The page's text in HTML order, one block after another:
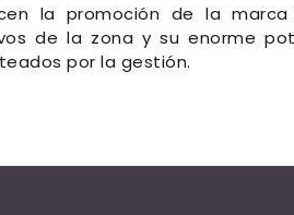
la promoción de la marca
de la zona y su enorme
por la gestión.